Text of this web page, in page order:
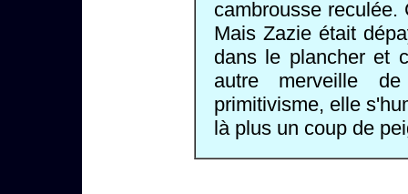
cambrousse
Mais Zazie était
dans le plancher et
autre merveille
primitivisme, elle
là plus un coup de